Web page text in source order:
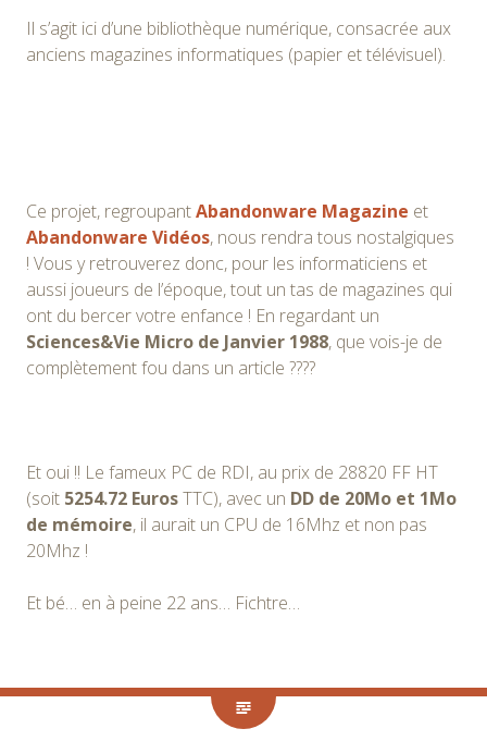
Il s’agit ici d’une bibliothèque numérique, consacrée aux
anciens magazines informatiques (papier et télévisuel).
Ce projet, regroupantAbandonware Magazine et
Abandonware Vidéos, nous rendra tous nostalgiques
! Vous y retrouverez donc, pour les informaticiens et
aussi joueurs de l’époque, tout un tas de magazines qui
ont du bercer votre enfance ! En regardant un
Sciences&Vie Micro de Janvier 1988, que vois-je de
complètement fou dans un article ????
Et oui !! Le fameux PC de RDI, au prix de 28820 FF HT
(soit 5254.72 EurosTTC), avec un DD de 20Mo et 1Mo
de mémoire, il aurait un CPU de 16Mhz et non pas
20Mhz !
Et bé… en à peine 22 ans… Fichtre…